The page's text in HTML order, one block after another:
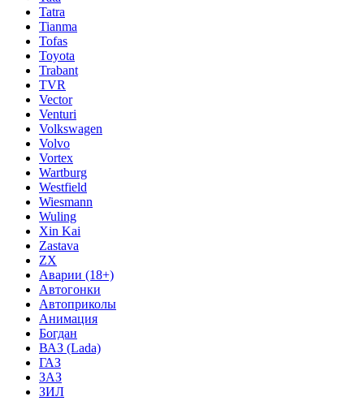
Tatra
Tianma
Tofas
Toyota
Trabant
TVR
Vector
Venturi
Volkswagen
Volvo
Vortex
Wartburg
Westfield
Wiesmann
Wuling
Xin Kai
Zastava
ZX
Аварии (18+)
Автогонки
Автоприколы
Анимация
Богдан
ВАЗ (Lada)
ГАЗ
ЗАЗ
ЗИЛ